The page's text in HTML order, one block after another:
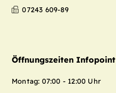
07243 609-89
Öffnungszeiten Infopoint
Montag: 07:00 - 12:00 Uhr